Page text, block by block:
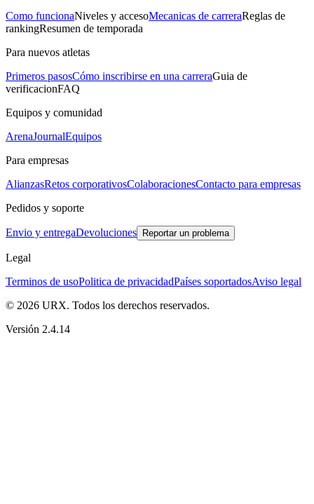
Como funcionaNiveles y accesoMecanicas de carreraReglas de
rankingResumen de temporada
Para nuevos atletas
Primeros pasosCómo inscribirse en una carreraGuia de
verificacionFAQ
Equipos y comunidad
ArenaJournalEquipos
Para empresas
AlianzasRetos corporativosColaboracionesContacto para empresas
Pedidos y soporte
Envio y entregaDevoluciones Reportar un problema
Legal
Terminos de usoPolitica de privacidadPaíses soportadosAviso legal
© 2026 URX. Todos los derechos reservados.
Versión 2.4.14